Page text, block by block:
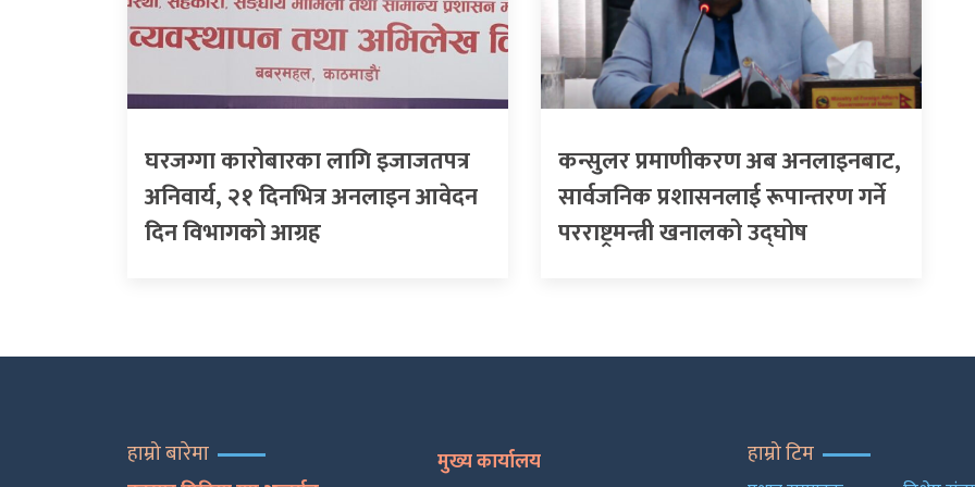
घरजग्गा कारोबारका लागि इजाजतपत्र
अनिवार्य, २१ दिनभित्र अनलाइन आवेदन
दिन विभागको आग्रह
कन्सुलर प्रमाणीकरण अब अनलाइनबाट,
सार्वजनिक प्रशासनलाई रूपान्तरण गर्ने
परराष्ट्रमन्त्री खनालको उद्घोष
हाम्रो बारेमा मुख्य कार्यालय हाम्रो टिम